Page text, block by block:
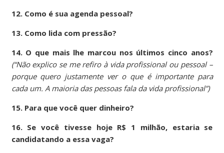
12. Como é sua agenda pessoal?
13. Como lida com pressão?
14. O que mais lhe marcou nos últimos cinco anos?
(“Não explico se me refiro à vida profissional ou pessoal –
porque quero justamente ver o que é importante para
cada um. A maioria das pessoas fala da vida profissional”)
15. Para que você quer dinheiro?
16. Se você tivesse hoje R$ 1 milhão, estaria se
candidatando a essa vaga?